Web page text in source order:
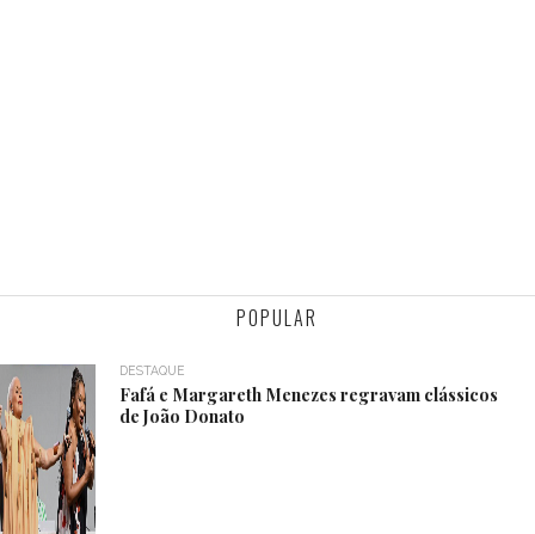
POPULAR
DESTAQUE
Fafá e Margareth Menezes regravam clássicos
de João Donato